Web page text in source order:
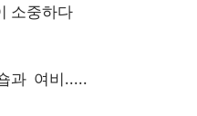
소중하다
과 여비.....